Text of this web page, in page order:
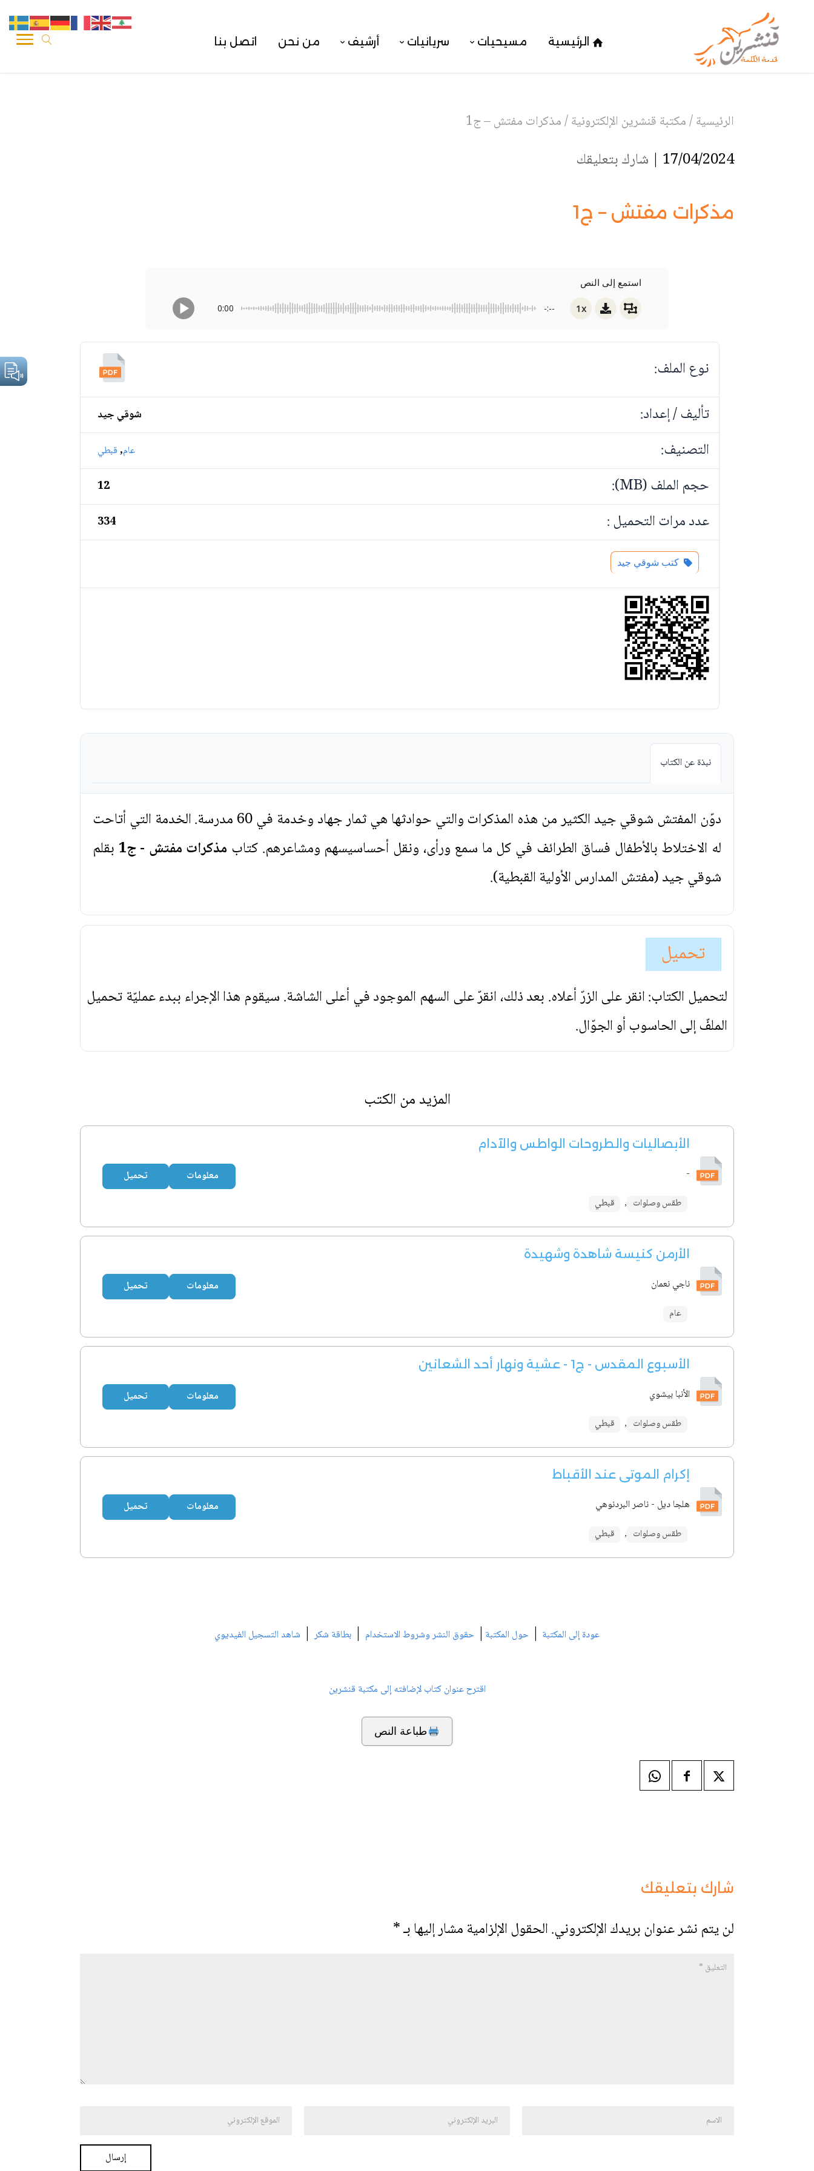
الرئيسية مسيحيات سريانيات أرشيف من نحن اتصل بنا
الرئيسية/مكتبة قنشرين الإلكترونية/مذكرات مفتش – ج1
17/04/2024 | شارك بتعليقك
مذكرات مفتش – ج1
استمع إلى النص
0:00 -:-- 1x
نوع الملف:
تأليف / إعداد:
شوقي جيد
التصنيف: عام,قبطي
حجم الملف (MB): 12
عدد مرات التحميل : 334
كتب شوقي جيد
نبذة عن الكتاب
دوّن المفتش شوقي جيد الكثير من هذه المذكرات والتي حوادثها هي ثمار جهاد وخدمة في 60 مدرسة. الخدمة التي أتاحت
له الاختلاط بالأطفال فساق الطرائف في كل ما سمع ورأى، ونقل أحساسيسهم ومشاعرهم. كتاب مذكرات مفتش - ج1 بقلم
شوقي جيد (مفتش المدارس الأولية القبطية).
تحميل
لتحميل الكتاب: انقر على الزرّ أعلاه. بعد ذلك، انقرّ على السهم الموجود في أعلى الشاشة. سيقوم هذا الإجراء ببدء عمليّة تحميل
الملفّ إلى الحاسوب أو الجوّال.
المزيد من الكتب
الأبصاليات والطروحات الواطس والآدام
-
طقس وصلوات , قبطي
معلومات تحميل
الأرمن كنيسة شاهدة وشهيدة
ناجي نعمان
عام
معلومات تحميل
الأسبوع المقدس - ج1 - عشية ونهار أحد الشعانين
الأنبا بيشوي
طقس وصلوات , قبطي
معلومات تحميل
إكرام الموتى عند الأقباط
هلجا ديل - ناصر البردنوهي
طقس وصلوات , قبطي
معلومات تحميل
عودة إلى المكتبة | حول المكتبة | حقوق النشر وشروط الاستخدام | بطاقة شكر| شاهد التسجيل الفيديوي
اقترح عنوان كتاب لإضافته إلى مكتبة قنشرين
طباعة النص
شارك بتعليقك
لن يتم نشر عنوان بريدك الإلكتروني.الحقول الإلزامية مشار إليها بـ*